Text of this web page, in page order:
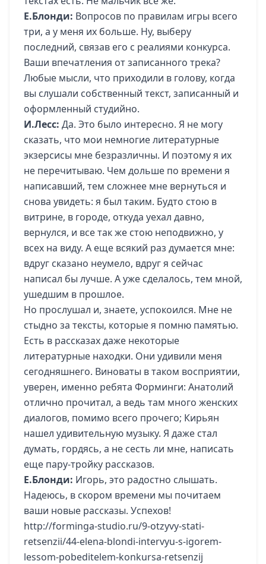
Е.Блонди: Вопросов по правилам игры всего
три, а у меня их больше. Ну, выберу
последний, связав его с реалиями конкурса.
Ваши впечатления от записанного трека?
Любые мысли, что приходили в голову, когда
вы слушали собственный текст, записанный и
оформленный студийно.
И.Лесс: Да. Это было интересно. Я не могу
сказать, что мои немногие литературные
экзерсисы мне безразличны. И поэтому я их
не перечитываю. Чем дольше по времени я
написавший, тем сложнее мне вернуться и
снова увидеть: я был таким. Будто стою в
витрине, в городе, откуда уехал давно,
вернулся, и все так же стою неподвижно, у
всех на виду. А еще всякий раз думается мне:
вдруг сказано неумело, вдруг я сейчас
написал бы лучше. А уже сделалось, тем мной,
ушедшим в прошлое.
Но прослушал и, знаете, успокоился. Мне не
стыдно за тексты, которые я помню памятью.
Есть в рассказах даже некоторые
литературные находки. Они удивили меня
сегодняшнего. Виноваты в таком восприятии,
уверен, именно ребята Форминги: Анатолий
отлично прочитал, а ведь там много женских
диалогов, помимо всего прочего; Кирьян
нашел удивительную музыку. Я даже стал
думать, гордясь, а не сесть ли мне, написать
еще пару-тройку рассказов.
Е.Блонди: Игорь, это радостно слышать.
Надеюсь, в скором времени мы почитаем
ваши новые рассказы. Успехов!
http://forminga-studio.ru/9-otzyvy-stati-
retsenzii/44-elena-blondi-intervyu-s-igorem-
lessom-pobeditelem-konkursa-retsenzij